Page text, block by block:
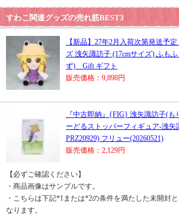
すわこ関連グッズの売れ筋BEST3
【新品】27年2月入荷次第発送予
ズ 洩矢諏訪子 (17cmサイズ) ふも
ず) Gift ギフト
販売価格：9,898円
『中古即納』{FIG} 洩矢諏訪子(も
ーどるストッパーフィギュア-洩
PRZ20929) フリュー(20260521)
販売価格：2,129円
【必ずご確認ください】
・商品画像はサンプルです。
・こちらは下記*1または*2の条件を満たした未開封
なります。